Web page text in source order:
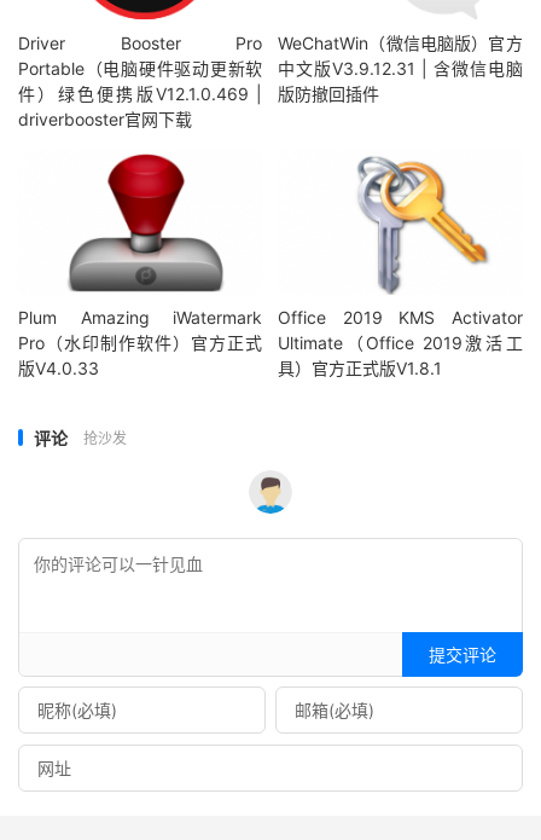
Driver Booster Pro
Portable（电脑硬件驱动更新软
件）绿色便携版V12.1.0.469 |
driverbooster官网下载
WeChatWin（微信电脑版）官方
中文版V3.9.12.31 | 含微信电脑
版防撤回插件
Plum Amazing iWatermark
Pro（水印制作软件）官方正式
版V4.0.33
Office 2019 KMS Activator
Ultimate（Office 2019激活工
具）官方正式版V1.8.1
评论 抢沙发
提交评论